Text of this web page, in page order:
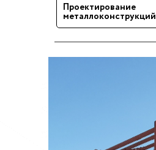
Проектирование
металлоконструкций